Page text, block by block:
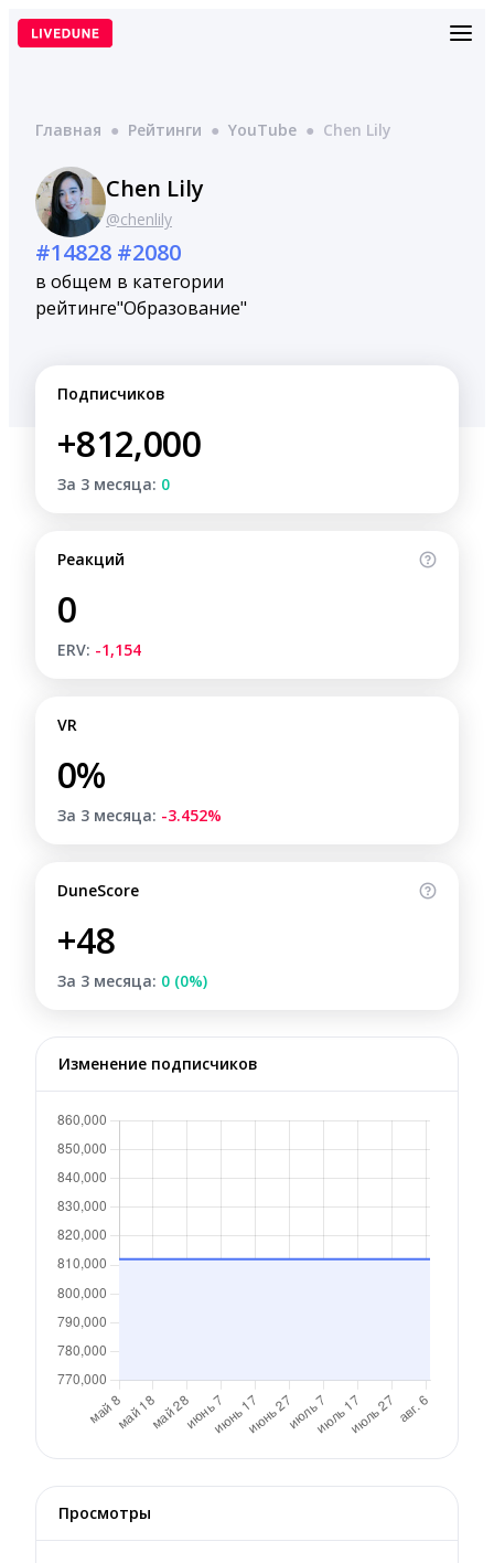
Перейти
Главная ● Рейтинги ● YouTube ● Chen Lily
Chen Lily
@chenlily
#14828
в общем
рейтинге
#2080
в категории
"Образование"
Подписчиков
+812,000
За 3 месяца: 0
Реакций
0
ERV: -1,154
VR
0%
За 3 месяца: -3.452%
DuneScore
+48
За 3 месяца: 0 (0%)
Изменение подписчиков
Просмотры